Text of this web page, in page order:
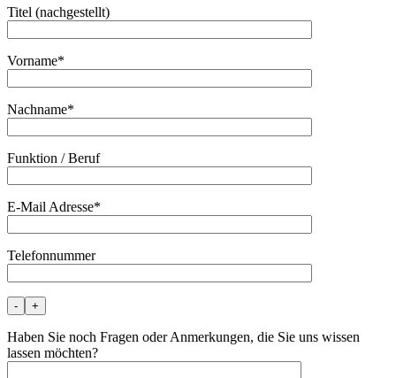
Titel (nachgestellt)
Vorname*
Nachname*
Funktion / Beruf
E-Mail Adresse*
Telefonnummer
- +
Haben Sie noch Fragen oder Anmerkungen, die Sie uns wissen
lassen möchten?